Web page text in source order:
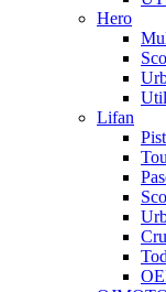
Hero
Lifan